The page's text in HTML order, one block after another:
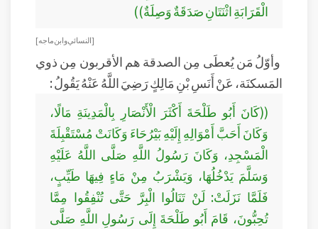
الْقَرَابَةِ اثْنَتَانِ صَدَقَةٌ وَصِلَةٌ))
[ النسائي وابن ماجه]
وأوّلُ مَن يُعطَى مِن الصدقة هم الأقربون مِن ذوي
المَسكنَة، عَنْ أَنَسِ بْنِ مَالِكٍ رَضِيَ اللَّهُ عَنْهُ يَقُولُ :
((كَانَ أَبُو طَلْحَةَ أَكْثَرَ الْأَنْصَارِ بِالْمَدِينَةِ مَالًا،
وَكَانَ أَحَبَّ أَمْوَالِهِ إِلَيْهِ بَيْرُحَاءَ وَكَانَتْ مُسْتَقْبِلَةَ
الْمَسْجِدِ، وَكَانَ رَسُولُ اللَّهِ صَلَّى اللَّهُ عَلَيْهِ
وَسَلَّمَ يَدْخُلُهَا، وَيَشْرَبُ مِنْ مَاءٍ فِيهَا طَيِّبٍ،
فَلَمَّا نَزَلَتْ: لَنْ تَنَالُوا الْبِرَّ حَتَّى تُنْفِقُوا مِمَّا
تُحِبُّونَ، قَامَ أَبُو طَلْحَةَ إِلَى رَسُولِ اللَّهِ صَلَّى